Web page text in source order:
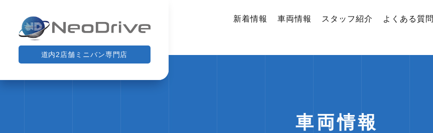
道内2店舗ミニバン専門店
新着情報 車両情報 スタッフ紹介 よくある質問
車両情報